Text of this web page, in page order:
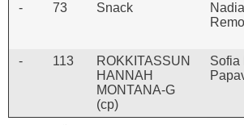
- 73 Snack
Nadia
- 113
ROKKITASSUN
HANNAH
MONTANA-G
(cp)
Sofia